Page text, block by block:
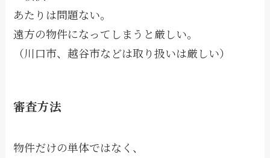
あたりは問題ない。
遠方の物件になってしまうと厳しい。
（川口市、越谷市などは取り扱いは厳しい）
審査方法
物件だけの単体ではなく、